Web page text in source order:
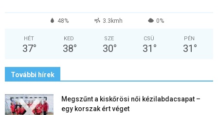
48% 3.3kmh 0%
HÉT
37°
KED
38°
SZE
30°
CSÜ
31 °
PÉN
31 °
További hírek
Megszűnt a kiskőrösi női kézilabdacsapat –
egy korszak ért véget